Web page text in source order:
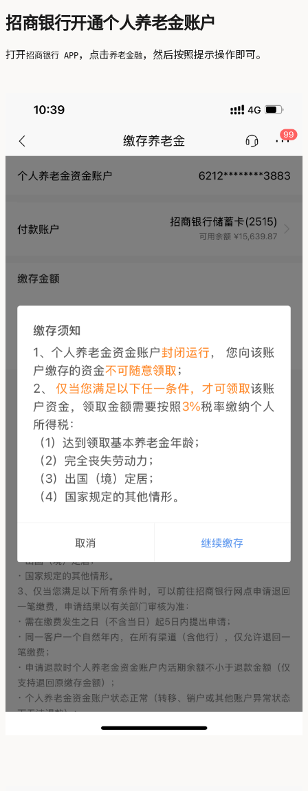
招商银行开通个人养老金账户
打开招商银行 APP，点击养老金融，然后按照提示操作即可。